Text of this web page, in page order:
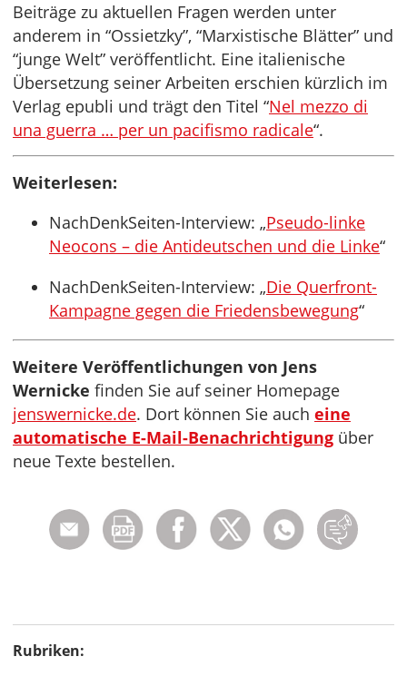
Beiträge zu aktuellen Fragen werden unter
anderem in “Ossietzky”, “Marxistische Blätter” und
“junge Welt” veröffentlicht. Eine italienische
Übersetzung seiner Arbeiten erschien kürzlich im
Verlag epubli und trägt den Titel “Nel mezzo di
una guerra … per un pacifismo radicale“.
Weiterlesen:
NachDenkSeiten-Interview: „Pseudo-linke
Neocons – die Antideutschen und die Linke“
NachDenkSeiten-Interview: „Die Querfront-
Kampagne gegen die Friedensbewegung“
Weitere Veröffentlichungen von Jens
Wernicke finden Sie auf seiner Homepage
jenswernicke.de. Dort können Sie auch eine
automatische E-Mail-Benachrichtigung über
neue Texte bestellen.
Rubriken: